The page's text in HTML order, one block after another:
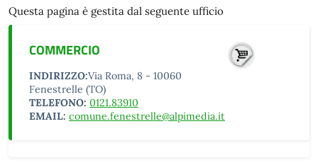
Questa pagina è gestita dal seguente ufficio
COMMERCIO
INDIRIZZO:Via Roma, 8 - 10060
Fenestrelle (TO)
TELEFONO: 0121.83910
EMAIL: comune.fenestrelle@alpimedia.it